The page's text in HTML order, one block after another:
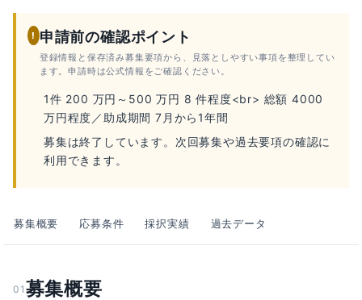
! 申請前の確認ポイント
登録情報と保存済み募集要項から、見落としやすい事項を整理してい
ます。申請時は公式情報をご確認ください。
1件 200 万円～500 万円 8 件程度<br> 総額 4000
万円程度／助成期間 7月から1年間
募集は終了しています。次回募集や過去要項の確認に
利用できます。
募集概要 応募条件 採択実績 過去データ
01 募集概要